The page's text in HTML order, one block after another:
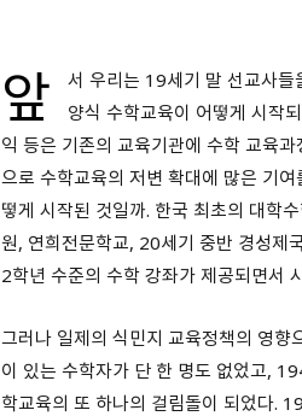
앞
서 우리는 19세기 말 선교사들
양식 수학교육이 어떻게 시작
익 등은 기존의 교육기관에 수학 교육
으로 수학교육의 저변 확대에 많은 기
떻게 시작된 것일까. 한국 최초의 대학
원, 연희전문학교, 20세기 중반 경성제
2학년 수준의 수학 강좌가 제공되면서
그러나 일제의 식민지 교육정책의 영
이 있는 수학자가 단 한 명도 없었고,
학교육의 또 하나의 걸림돌이 되었다.